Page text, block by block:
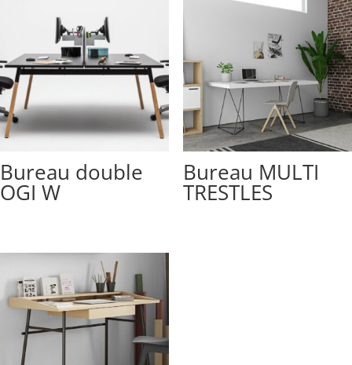
Bureau double
OGI W
Bureau MULTI
TRESTLES